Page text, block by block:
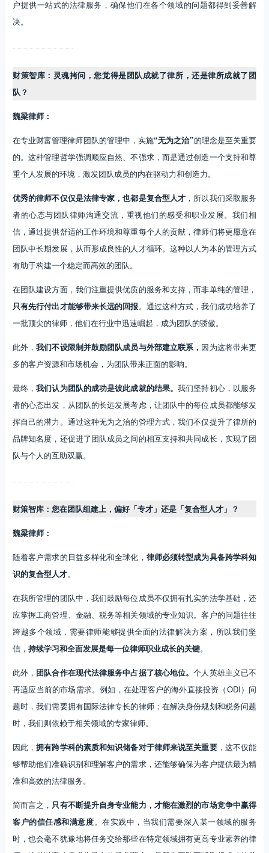
户提供一站式的法律服务，确保他们在各个领域的问题都得到妥善解
决。
财策智库：灵魂拷问，您觉得是团队成就了律所，还是律所成就了团
队？
魏梁律师：
在专业财富管理律师团队的管理中，实施“无为之治”的理念是至关重要
的。这种管理哲学强调顺应自然、不强求，而是通过创造一个支持和尊
重个人发展的环境，激发团队成员的内在驱动力和创造力。
优秀的律师不仅仅是法律专家，也都是复合型人才 ，所以我们采取服务
者的心态与团队律师沟通交流，重视他们的感受和职业发展。我们相
信，通过提供舒适的工作环境和尊重每个人的贡献，律师们将更愿意在
团队中长期发展，从而形成良性的人才循环。这种以人为本的管理方式
有助于构建一个稳定而高效的团队。
在团队建设方面，我们注重提供优质的服务和支持，而非单纯的管理，
只有先行付出才能够带来长远的回报。通过这种方式，我们成功培养了
一批顶尖的律师，他们在行业中迅速崛起，成为团队的骄傲。
此外，我们不设限制并鼓励团队成员与外部建立联系， 因为这将带来更
多的客户资源和市场机会，为团队带来正面的影响。
最终，我们认为团队的成功是彼此成就的结果。我们坚持初心，以服务
者的心态出发，从团队的长远发展考虑，让团队中的每位成员都能够发
挥自己的潜力。通过这种无为之治的管理方式，我们不仅提升了律所的
品牌知名度，还促进了团队成员之间的相互支持和共同成长，实现了团
队与个人的互助双赢。
财策智库：您在团队组建上，偏好「专才」还是「复合型人才」？
魏梁律师：
随着客户需求的日益多样化和全球化， 律师必须转型成为具备跨学科知
识的复合型人才。
在我所管理的团队中，我们鼓励每位成员不仅拥有扎实的法学基础，还
应掌握工商管理、金融、税务等相关领域的专业知识。客户的问题往往
跨越多个领域，需要律师能够提供全面的法律解决方案，所以我们坚
信， 持续学习和全面发展是每一位律师职业成长的关键。
此外， 团队合作在现代法律服务中占据了核心地位。个人英雄主义已不
再适应当前的市场需求。例如，在处理客户的海外直接投资（ODI）问
题时，我们需要拥有国际法律专长的律师；在解决身份规划和税务问题
时，我们则依赖于相关领域的专家律师。
因此，拥有跨学科的素质和知识储备对于律师来说至关重要，这不仅能
够帮助他们准确识别和理解客户的需求，还能够确保为客户提供最为精
准和高效的法律服务。
简而言之， 只有不断提升自身专业能力，才能在激烈的市场竞争中赢得
客户的信任感和满意度。在实践中，当我们需要深入某一领域的服务
时，也会毫不犹豫地将任务交给那些在特定领域拥有更高专业素养的律